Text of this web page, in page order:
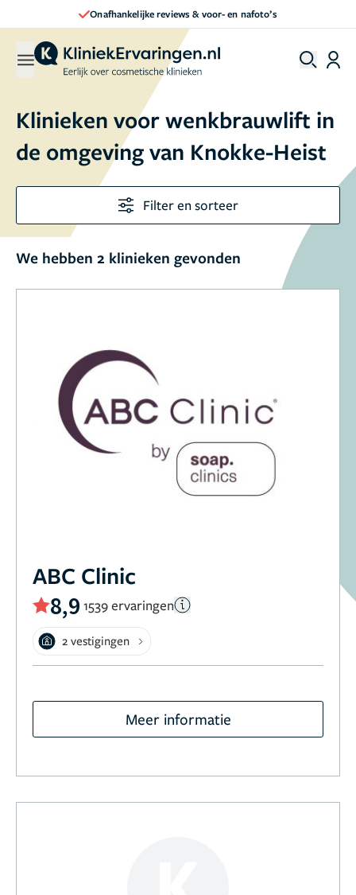
Onafhankelijke reviews & voor- en nafoto’s
Klinieken voor wenkbrauwlift in
de omgeving van Knokke-Heist
Filter en sorteer
We hebben 2 klinieken gevonden
ABC Clinic
8,9 1539 ervaringen
2 vestigingen
Meer informatie